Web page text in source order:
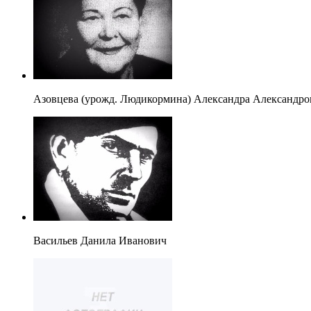
Азовцева (урожд. Людикормина) Александра
Васильев Данила Иванович